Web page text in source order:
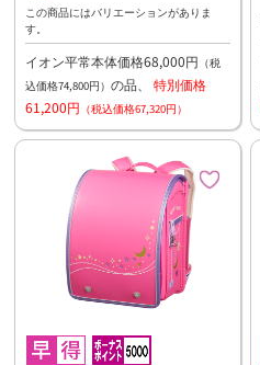
この商品にはバリエーションがありま
す。
イオン平常本体価格68,000円 （税
込価格74,800円） の品、 特別価格
61,200円 （税込価格67,320円）